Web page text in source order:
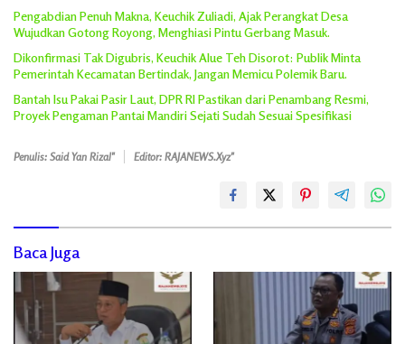
Pengabdian Penuh Makna, Keuchik Zuliadi, Ajak Perangkat Desa
Wujudkan Gotong Royong, Menghiasi Pintu Gerbang Masuk.
Dikonfirmasi Tak Digubris, Keuchik Alue Teh Disorot: Publik Minta
Pemerintah Kecamatan Bertindak, Jangan Memicu Polemik Baru.
Bantah Isu Pakai Pasir Laut, DPR RI Pastikan dari Penambang Resmi,
Proyek Pengaman Pantai Mandiri Sejati Sudah Sesuai Spesifikasi
Penulis: Said Yan Rizal" Editor: RAJANEWS.Xyz"
Baca Juga